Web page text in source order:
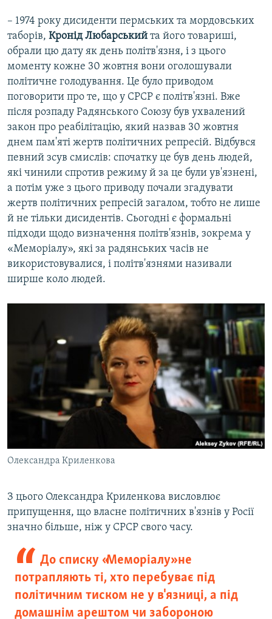
– 1974 року дисиденти пермських та мордовських
таборів, Кронід Любарський та його товариші,
обрали цю дату як день політв'язня, і з цього
моменту кожне 30 жовтня вони оголошували
політичне голодування. Це було приводом
поговорити про те, що у СРСР є політв'язні. Вже
після розпаду Радянського Союзу був ухвалений
закон про реабілітацію, який назвав 30 жовтня
днем пам'яті жертв політичних репресій. Відбувся
певний зсув смислів: спочатку це був день людей,
які чинили спротив режиму й за це були ув'язнені,
а потім уже з цього приводу почали згадувати
жертв політичних репресій загалом, тобто не лише
й не тільки дисидентів. Сьогодні є формальні
підходи щодо визначення політв'язнів, зокрема у
«Меморіалу», які за радянських часів не
використовувалися, і політв'язнями називали
ширше коло людей.
Олександра Криленкова
З цього Олександра Криленкова висловлює
припущення, що власне політичних в'язнів у Росії
значно більше, ніж у СРСР свого часу.
До списку «Меморіалу» не
потрапляють ті, хто перебуває під
політичним тиском не у в'язниці, а під
домашнім арештом чи забороною